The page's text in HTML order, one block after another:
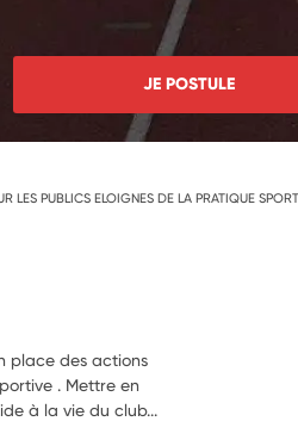
JE POSTULE
LES PUBLICS ELOIGNES DE LA PRATIQUE
place des actions
. Mettre en
à la vie du club...